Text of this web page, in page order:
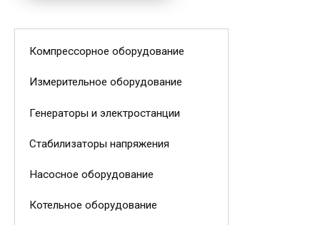
Компрессорное оборудование
Измерительное оборудование
Генераторы и электростанции
Стабилизаторы напряжения
Насосное оборудование
Котельное оборудование